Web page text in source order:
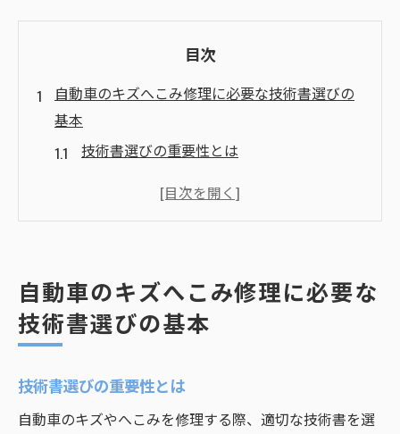
目次
自動車のキズへこみ修理に必要な技術書選びの
基本
技術書選びの重要性とは
初心者におすすめの技術書
技術書のレビューや評価の活用法
修理の精度を上げる自動車キズへこみ技術書の
修理精度に直結する技術書の選び方
優れた技術書の特徴とは？
自動車のキズへこみ修理に必要な
技術書選びの基本
技術書選びの重要性とは
自動車のキズやへこみを修理する際、適切な技術書を選